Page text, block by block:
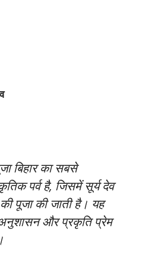
बिहार का सबसे
पर्व है, जिसमें सूर्य देव
पूजा की जाती है। यह
अनुशासन और प्रकृति प्रेम